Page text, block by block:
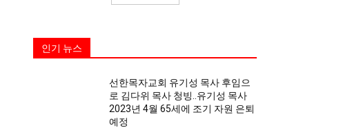
인기 뉴스
선한목자교회 유기성 목사 후임으
로 김다위 목사 청빙..유기성 목사
2023년 4월 65세에 조기 자원 은퇴
예정